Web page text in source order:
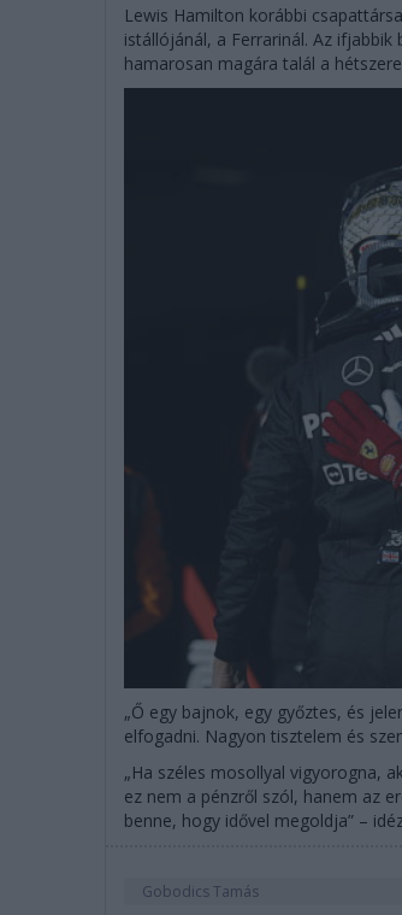
Lewis Hamilton korábbi
istállójánál, a Ferrarinál. Az ifjabbik
hamarosan magára talál a
„Ő egy bajnok, egy győztes, és
elfogadni. Nagyon tisztelem és
„Ha széles mosollyal vigyorogna,
ez nem a pénzről szól, hanem az
benne, hogy idővel megoldja” –
Gobodics Tamás